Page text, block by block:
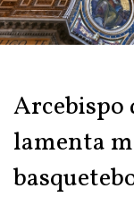
Arcebispo
lamenta